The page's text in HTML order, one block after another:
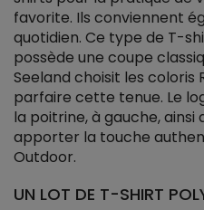
favorite. Ils conviennent
quotidien. Ce type de T-
possède une coupe
Seeland choisit les
parfaire cette tenue. Le
la poitrine, à gauche,
apporter la touche
Outdoor.
UN LOT DE T-SHIRT